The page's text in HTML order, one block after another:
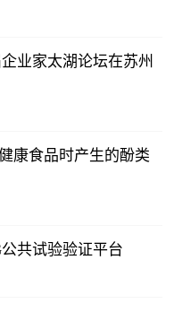
业家太湖论坛在苏州
康食品时产生的酚类
共试验验证平台